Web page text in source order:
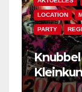
LOCATION
PARTY